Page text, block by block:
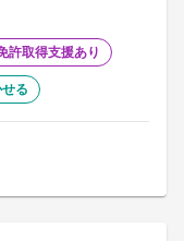
許取得支援あり
る